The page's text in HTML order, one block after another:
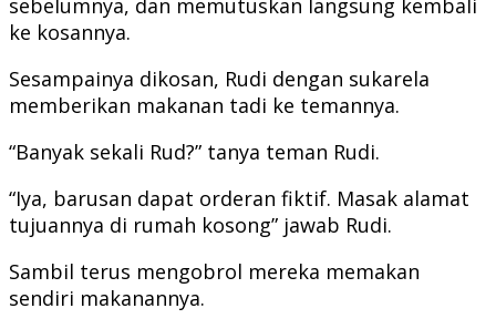
sebelumnya, dan memutuskan langsung kembali
ke kosannya.
Sesampainya dikosan, Rudi dengan sukarela
memberikan makanan tadi ke temannya.
“Banyak sekali Rud?” tanya teman Rudi.
“Iya, barusan dapat orderan fiktif. Masak alamat
tujuannya di rumah kosong” jawab Rudi.
Sambil terus mengobrol mereka memakan
sendiri makanannya.